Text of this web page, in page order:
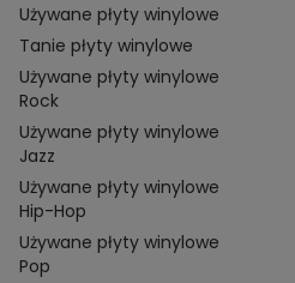
Używane płyty winylowe
Tanie płyty winylowe
Używane płyty winylowe
Rock
Używane płyty winylowe
Jazz
Używane płyty winylowe
Hip-Hop
Używane płyty winylowe
Pop